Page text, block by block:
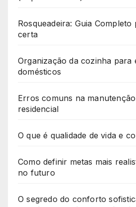
Rosqueadeira: Guia
certa
Organização da cozinha para
domésticos
Erros comuns na
residencial
O que é qualidade de vida e
Como definir metas mais
no futuro
O segredo do conforto